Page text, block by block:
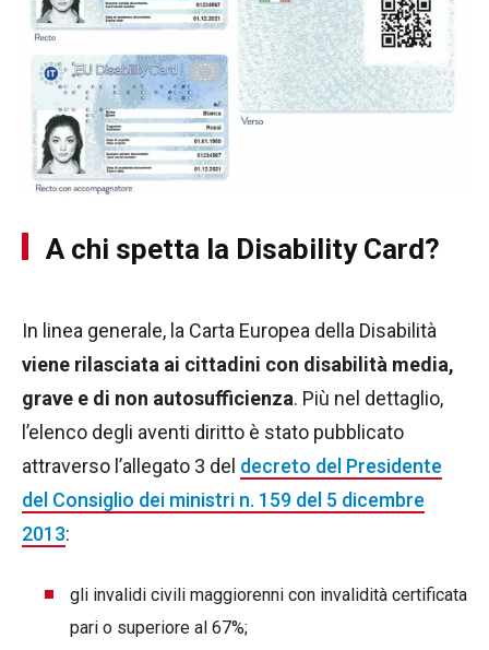
A chi spetta la Disability Card?
In linea generale, la Carta Europea della Disabilità
viene rilasciata ai cittadini con disabilità media,
grave e di non autosufficienza. Più nel dettaglio,
l’elenco degli aventi diritto è stato pubblicato
attraverso l’allegato 3 del decreto del Presidente
del Consiglio dei ministri n. 159 del 5 dicembre
2013:
gli invalidi civili maggiorenni con invalidità certificata
pari o superiore al 67%;